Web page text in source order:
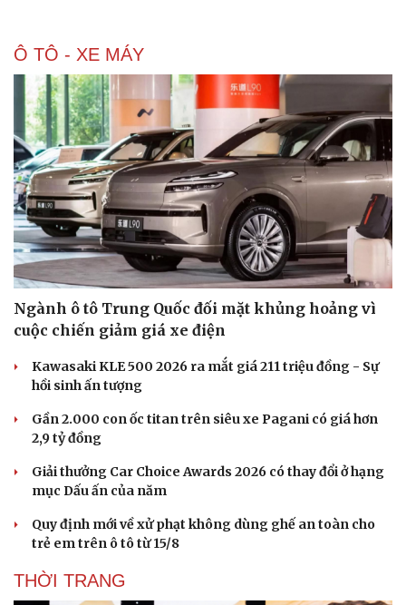
Sức khỏe
Dinh dưỡng - món ngon
Cây thuốc
Sản phụ khoa
Nhi khoa
Nam khoa
Phòng mạch online
Ăn sạch sống khỏe
Nhà đẹp
Ô TÔ - XE MÁY
Ngành ô tô Trung Quốc đối mặt khủng hoảng vì
cuộc chiến giảm giá xe điện
Kawasaki KLE 500 2026 ra mắt giá 211 triệu đồng - Sự
hồi sinh ấn tượng
Gần 2.000 con ốc titan trên siêu xe Pagani có giá hơn
2,9 tỷ đồng
Giải thưởng Car Choice Awards 2026 có thay đổi ở hạng
mục Dấu ấn của năm
Quy định mới về xử phạt không dùng ghế an toàn cho
trẻ em trên ô tô từ 15/8
THỜI TRANG